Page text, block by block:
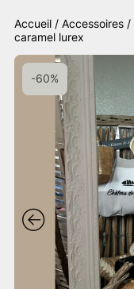
Accueil / Accessoires /
caramel lurex
-60%